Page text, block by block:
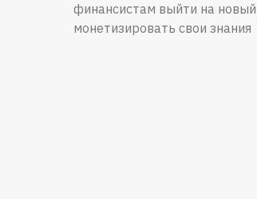
финансистам выйти на
монетизировать свои знания